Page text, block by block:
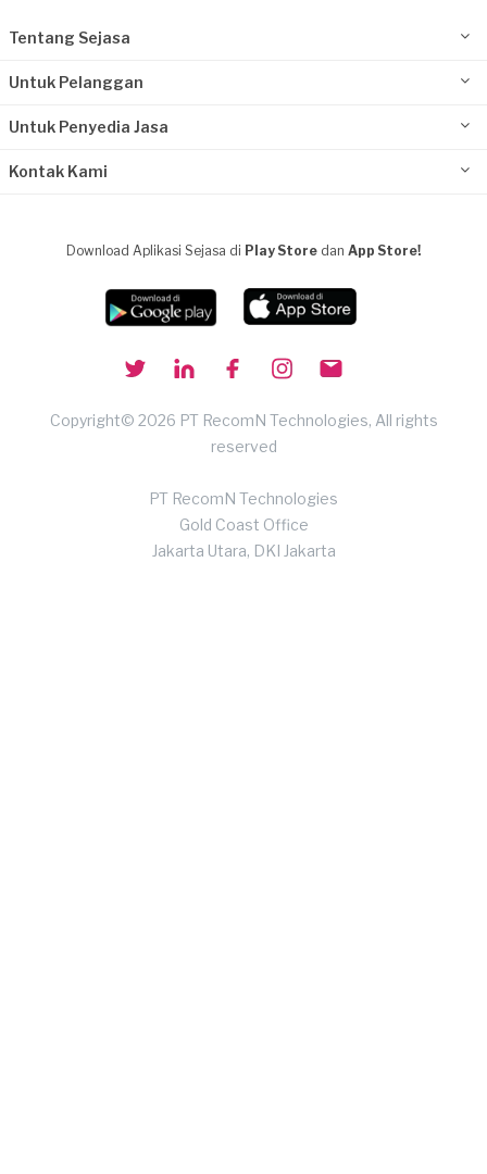
Tentang Sejasa
Untuk Pelanggan
Untuk Penyedia Jasa
Kontak Kami
Download Aplikasi Sejasa di Play Store dan App Store!
Copyright© 2026 PT RecomN Technologies, All rights
reserved
PT RecomN Technologies
Gold Coast Office
Jakarta Utara, DKI Jakarta